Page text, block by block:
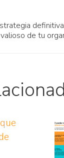
de tu